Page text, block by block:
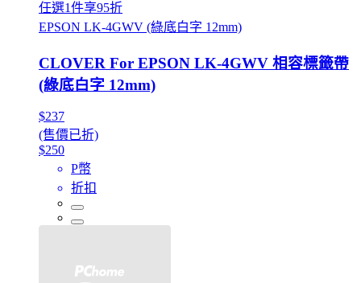
任選1件享95折
EPSON LK-4GWV (綠底白字 12mm)
CLOVER For EPSON LK-4GWV 相容標籤帶
(綠底白字 12mm)
$237
(售價已折)
$250
P幣
折扣